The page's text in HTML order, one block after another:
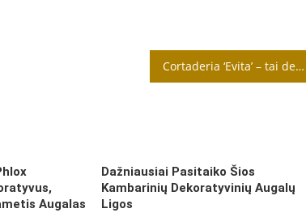
Cortaderia ‘Evita’ – tai dekoratyvinė žolė
Augalas
Dažniausiai Pasitaiko Šios
Kambarinių Dekoratyvinių Augalų
Ligos